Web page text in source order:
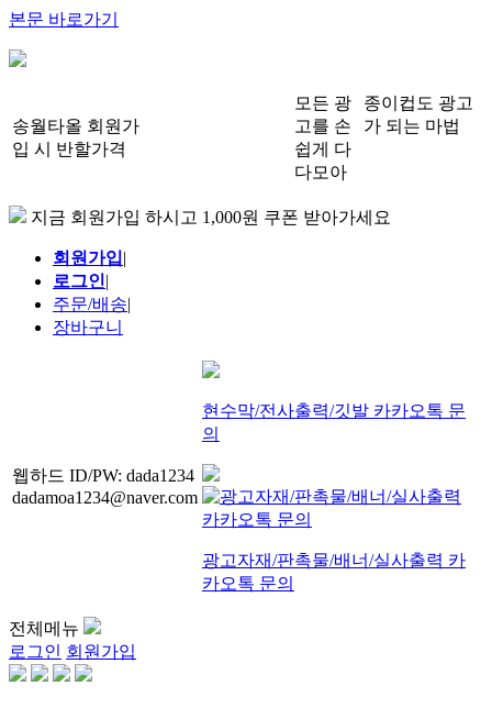
본문 바로가기
송월타올 회원가
입 시 반할가격
모든 광
고를 손
쉽게 다
다모아
종이컵도 광고
가 되는 마법
지금 회원가입 하시고 1,000원 쿠폰 받아가세요
회원가입|
로그인|
주문/배송|
장바구니
웹하드 ID/PW: dada1234
dadamoa1234@naver.com
현수막/전사출력/깃발 카카오톡 문
의
광고자재/판촉물/배너/실사출력 카
카오톡 문의
전체메뉴
로그인 회원가입